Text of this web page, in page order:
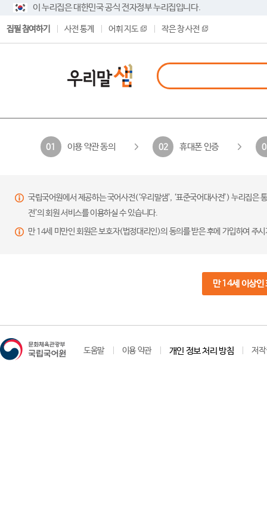
이 누리집은 대한민국 공식 전자정부 누리집입니다.
집필 참여하기 사전 통계 어휘 지도 작은 창 사전
01 이용 약관 동의 02 휴대폰 인증
국립국어원에서 제공하는 국어사전(‘우리말샘’, ‘표준국어대사전’) 누리집
전’의 회원 서비스를 이용하실 수 있습니다.
만 14세 미만인 회원은 보호자(법정대리인)의 동의를 받은 후에 가입하여 주
만 14세 이상인
도움말 이용 약관 개인 정보 처리 방침 저